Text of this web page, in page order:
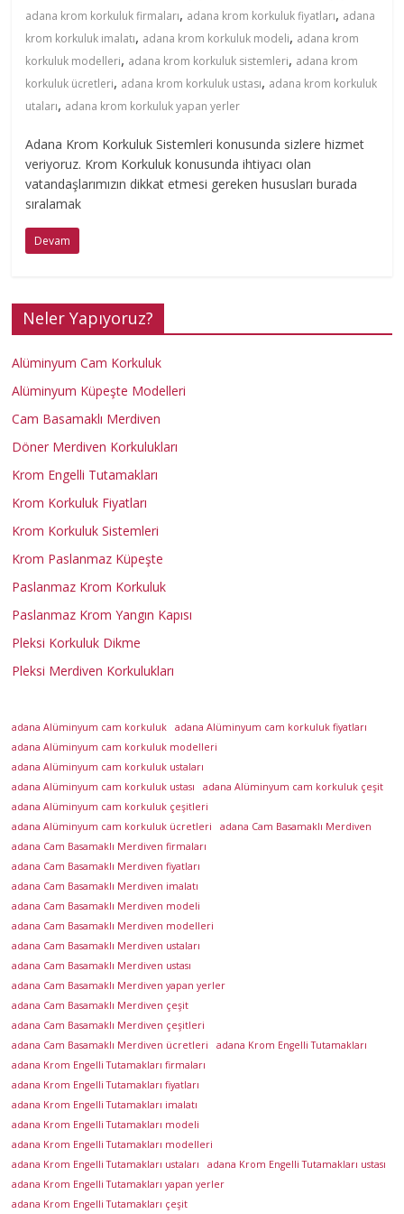
m
n
y
u
m
K
o
r
k
u
l
u
k
A
d
a
n
a
K
r
o
u
,
K
ü
p
e
ş
t
e
o
r
adana krom korkuluk firmaları, adana krom korkuluk fiyatları, adana
krom korkuluk imalatı, adana krom korkuluk modeli, adana krom
korkuluk modelleri, adana krom korkuluk sistemleri, adana krom
korkuluk ücretleri, adana krom korkuluk ustası, adana krom korkuluk
utaları, adana krom korkuluk yapan yerler
Adana Krom Korkuluk Sistemleri konusunda sizlere hizmet
veriyoruz. Krom Korkuluk konusunda ihtiyacı olan
vatandaşlarımızın dikkat etmesi gereken hususları burada
sıralamak
Devam
Neler Yapıyoruz?
Alüminyum Cam Korkuluk
Alüminyum Küpeşte Modelleri
Cam Basamaklı Merdiven
Döner Merdiven Korkulukları
Krom Engelli Tutamakları
Krom Korkuluk Fiyatları
Krom Korkuluk Sistemleri
Krom Paslanmaz Küpeşte
Paslanmaz Krom Korkuluk
Paslanmaz Krom Yangın Kapısı
Pleksi Korkuluk Dikme
Pleksi Merdiven Korkulukları
adana Alüminyum cam korkuluk
adana Alüminyum cam korkuluk fiyatları
adana Alüminyum cam korkuluk modelleri
adana Alüminyum cam korkuluk ustaları
adana Alüminyum cam korkuluk ustası
adana Alüminyum cam korkuluk çeşit
adana Alüminyum cam korkuluk çeşitleri
adana Alüminyum cam korkuluk ücretleri
adana Cam Basamaklı Merdiven
adana Cam Basamaklı Merdiven firmaları
adana Cam Basamaklı Merdiven fiyatları
adana Cam Basamaklı Merdiven imalatı
adana Cam Basamaklı Merdiven modeli
adana Cam Basamaklı Merdiven modelleri
adana Cam Basamaklı Merdiven ustaları
adana Cam Basamaklı Merdiven ustası
adana Cam Basamaklı Merdiven yapan yerler
adana Cam Basamaklı Merdiven çeşit
adana Cam Basamaklı Merdiven çeşitleri
adana Cam Basamaklı Merdiven ücretleri
adana Krom Engelli Tutamakları
adana Krom Engelli Tutamakları firmaları
adana Krom Engelli Tutamakları fiyatları
adana Krom Engelli Tutamakları imalatı
adana Krom Engelli Tutamakları modeli
adana Krom Engelli Tutamakları modelleri
adana Krom Engelli Tutamakları ustaları
adana Krom Engelli Tutamakları ustası
adana Krom Engelli Tutamakları yapan yerler
adana Krom Engelli Tutamakları çeşit